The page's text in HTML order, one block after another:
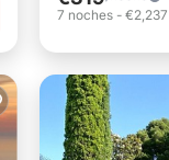
7 noches- €2,237